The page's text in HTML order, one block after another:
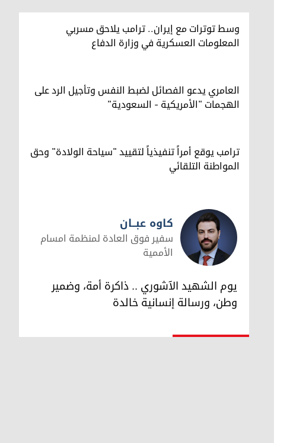
وسط توترات مع إيران.. ترامب يلاحق مسربي
المعلومات العسكرية في وزارة الدفاع
العامري يدعو الفصائل لضبط النفس وتأجيل الرد على
الهجمات "الأمريكية - السعودية"
ترامب يوقع أمراً تنفيذياً لتقييد "سياحة الولادة" وحق
المواطنة التلقائي
كاوه عبــان
كاوه عبــان
سفير فوق العادة لمنظمة امسام
الأممية
يوم الشهيد الآشوري .. ذاكرة أمة، وضمير
وطن، ورسالة إنسانية خالدة